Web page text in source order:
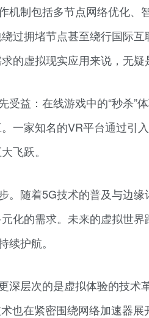
机制包括多节点网络优化、
过拥堵节点甚至绕行国际
的虚拟现实应用来说，无疑
受益：在线游戏中的“秒杀”
一家知名的VR平台通过引
飞跃。
。随着5G技术的普及与边
化的需求。未来的虚拟世
续护航。
深层次的是虚拟体验的技术
也在紧密围绕网络加速器展